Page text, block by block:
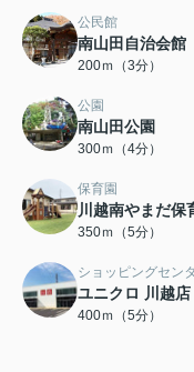
公民館
南山田自治会館
200ｍ（3分）
公園
南山田公園
300ｍ（4分）
保育園
川越南やまだ保
350ｍ（5分）
ショッピングセン
ユニクロ 川越店
400ｍ（5分）